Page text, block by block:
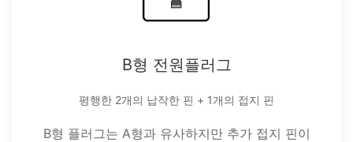
B형 전원플러그
평행한 2개의 납작한 핀 + 1개의 접지 핀
B형 플러그는 A형과 유사하지만 추가 접지 핀이